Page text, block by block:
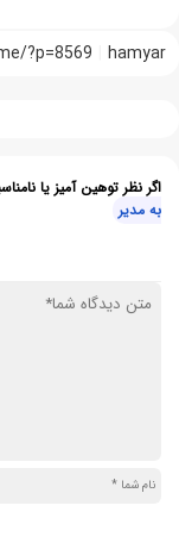
hamyar
?p=8569
اگر نظر توهین آمیز یا
به مدیر